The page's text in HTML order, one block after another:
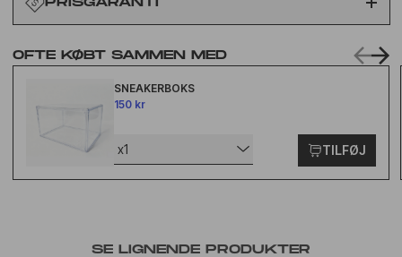
OFTE KØBT SAMMEN MED
SNEAKERBOKS
150 kr
x1 TILFØJ
SE LIGNENDE PRODUKTER